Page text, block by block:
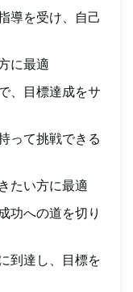
導を受け、自己
に最適
、目標達成をサ
って挑戦できる
たい方に最適
功への道を切り
到達し、目標を